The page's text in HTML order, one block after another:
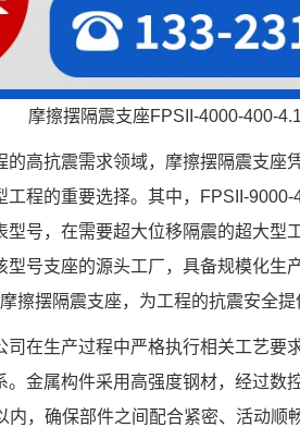
摩擦摆隔震支座FPSII-4000-400-
的高抗震需求领域，摩擦摆隔震支座
工程的重要选择。其中，FPSII-
型号，在需要超大位移隔震的超大型
型号支座的源头工厂，具备规模化生
擦摆隔震支座，为工程的抗震安全
司在生产过程中严格执行相关工艺要
。金属构件采用高强度钢材，经过数
内，确保部件之间配合紧密、活动顺